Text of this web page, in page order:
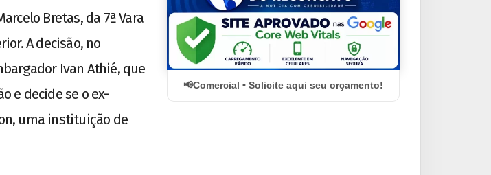
Bretas, da 7ª Vara
A decisão, no
Ivan Athié, que
e decide se o ex-
uma instituição de
Comercial • Solicite aqui seu orçamento!